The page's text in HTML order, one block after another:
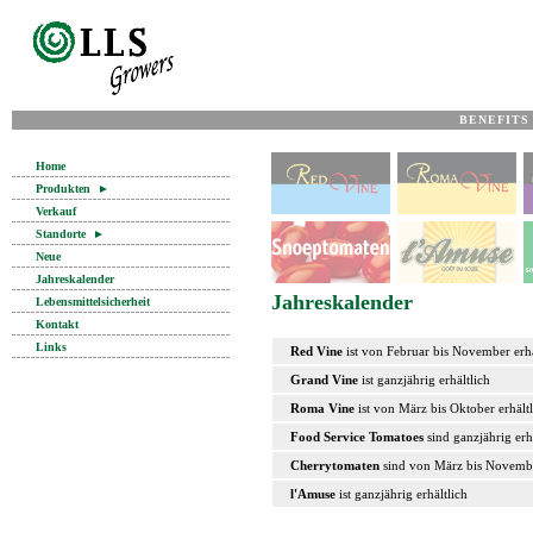
BENEFITS
Home
Produkten
►
Verkauf
Standorte
►
Neue
Jahreskalender
Lebensmittelsicherheit
Kontakt
Links
Jahreskalender
Red Vine ist von Februar bis November
Grand Vine ist ganzjährig erhältlich
Roma Vine ist von März bis Oktober
Food Service Tomatoes sind ganzjährig
Cherrytomaten sind von März bis
l'Amuse ist ganzjährig erhältlich